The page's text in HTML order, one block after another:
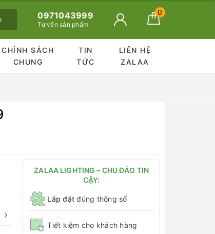
0971043999
Tư vấn sản phẩm
0
CHÍNH SÁCH
CHUNG
TIN
TỨC
LIÊN HỆ
ZALAA
ZALAA LIGHTING – CHU ĐÁO TIN
CẬY:
Lắp đặt đúng thông số
Tiết kiệm cho khách hàng